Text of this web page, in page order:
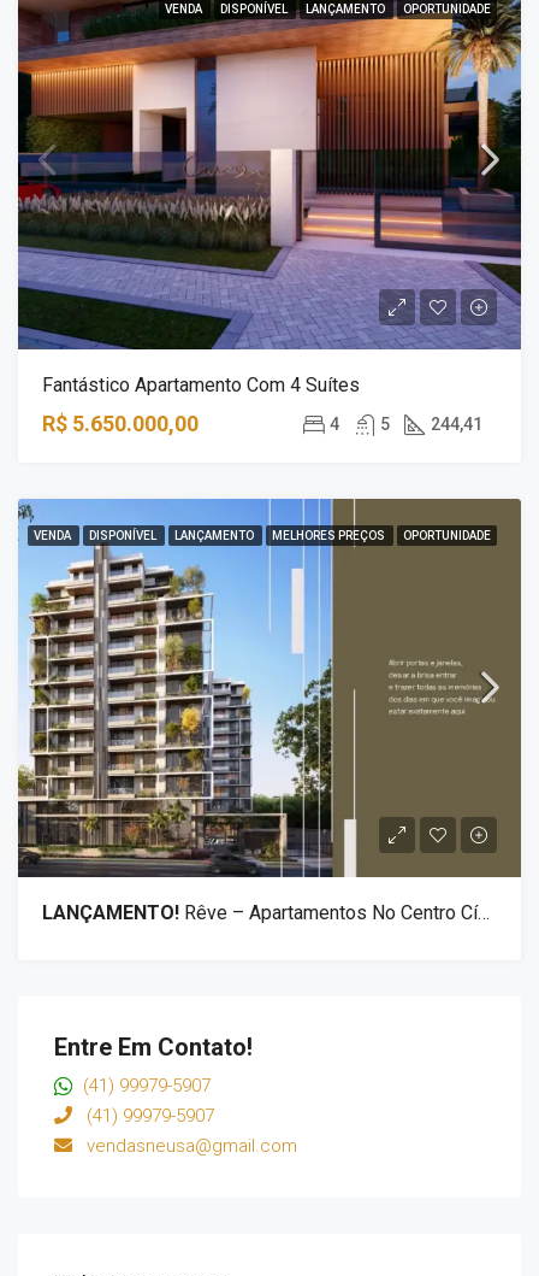
VENDA DISPONÍVEL LANÇAMENTO OPORTUNIDADE
Fantástico Apartamento Com 4 Suítes
R$ 5.650.000,00 4 5 244,41
VENDA DISPONÍVEL LANÇAMENTO MELHORES PREÇOS OPORTUNIDADE
LANÇAMENTO! Rêve – Apartamentos No Centro Cívico De Curitiba
Entre Em Contato!
(41) 99979-5907
(41) 99979-5907
vendasneusa@gmail.com